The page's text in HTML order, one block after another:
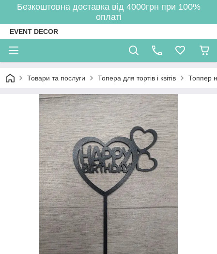
Безкоштовна доставка від 4000грн при 100%
оплаті
EVENT DECOR
Товари та послуги Топера для тортів і квітів Топпер